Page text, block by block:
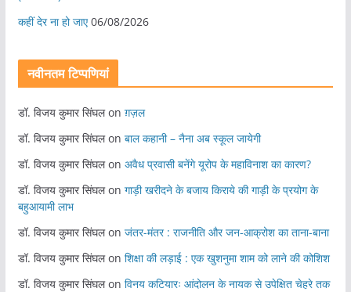
कहीं देर ना हो जाए 06/08/2026
नवीनतम टिप्पणियां
डॉ. विजय कुमार सिंघलon ग़ज़ल
डॉ. विजय कुमार सिंघलon बाल कहानी – नैना अब स्कूल जायेगी
डॉ. विजय कुमार सिंघलon अवैध प्रवासी बनेंगे यूरोप के महाविनाश का कारण?
डॉ. विजय कुमार सिंघलon गाड़ी खरीदने के बजाय किराये की गाड़ी के प्रयोग के
बहुआयामी लाभ
डॉ. विजय कुमार सिंघलon जंतर-मंतर : राजनीति और जन-आक्रोश का ताना-बाना
डॉ. विजय कुमार सिंघलon शिक्षा की लड़ाई : एक खुशनुमा शाम को लाने की कोशिश
डॉ. विजय कुमार सिंघलon विनय कटियारः आंदोलन के नायक से उपेक्षित चेहरे तक